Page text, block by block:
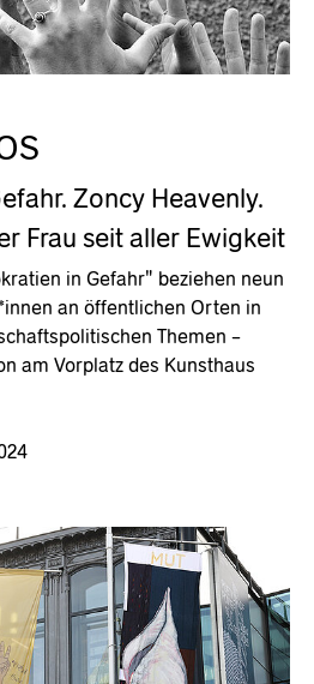
Zoncy Heavenly.
Frau seit aller Ewigkeit
in Gefahr" beziehen neun
an öffentlichen Orten in
Themen –
am Vorplatz des Kunsthaus